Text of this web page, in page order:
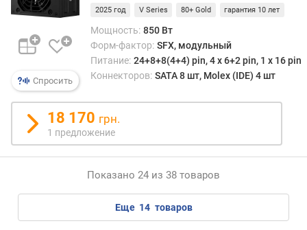
(
т
)
м
о
н
-
2
белый
850 Вт
24+8+8(4+4) pin
80+
Gold
24+8+8(4+4) pin
80+
Gold
белый
Спросить
2025 год V Series 80+ Gold гарантия 10 лет
Мощность: 850 Вт
Форм-фактор: SFX, модульный
Питание: 24+8+8(4+4) pin, 4 х 6+2 pin, 1 x 16 pin
Коннекторов: SATA 8 шт, Molex (IDE) 4 шт
18 170 грн.
1 предложение
Показано 24 из 38 товаров
еще 14 товаров